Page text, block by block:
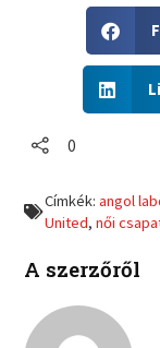
h
r
o
k
h
n
l
n
e
0
Címkék:angol
United,női
A szerzőről